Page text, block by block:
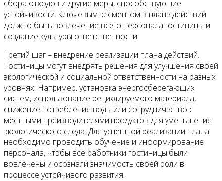
сбора отходов и другие меры, способствующие
устойчивости. Ключевым элементом в плане действий
должно быть вовлечение всего персонала гостиницы и
создание культуры ответственности.
Третий шаг – внедрение реализации плана действий.
Гостиницы могут внедрять решения для улучшения своей
экологической и социальной ответственности на разных
уровнях. Например, установка энергосберегающих
систем, использование рециклируемого материала,
снижение потребления воды или сотрудничество с
местными производителями продуктов для уменьшения
экологического следа. Для успешной реализации плана
необходимо проводить обучение и информирование
персонала, чтобы все работники гостиницы были
вовлечены и осознали значимость своей роли в
процессе устойчивого развития.